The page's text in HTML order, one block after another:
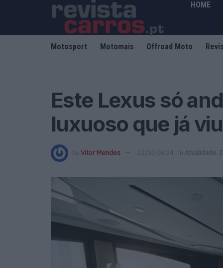
HOME
Motosport Motomais Offroad Moto
Este Lexus só
luxuoso que já
by Vitor Mendes 22/03/2024 in Atualidade